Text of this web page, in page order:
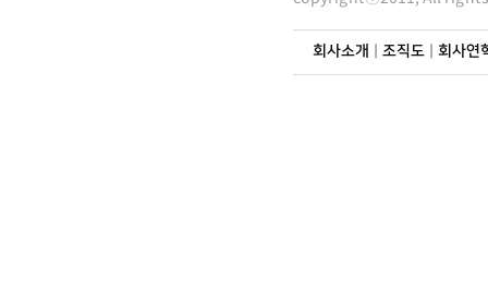
회사소개 조직도| 회사연